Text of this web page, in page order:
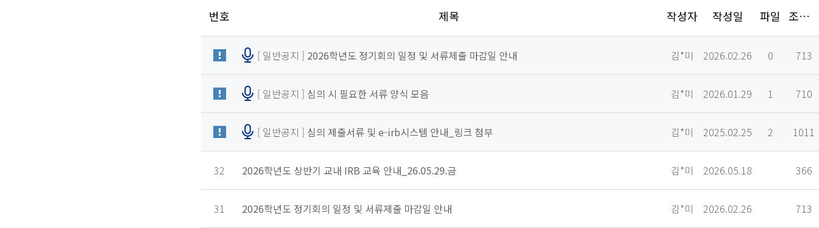
번호 제목 작성자 작성일 파일 조회수
[ 일반공지 ] 2026학년도 정기회의 일정 및 서류제출 마감일 안내 김*미 2026.02.26 0 713
[ 일반공지 ] 심의 시 필요한 서류 양식 모음 김*미 2026.01.29 1 710
[ 일반공지 ] 심의 제출서류 및 e-irb시스템 안내_링크 첨부 김*미 2025.02.25 2 1011
32 2026학년도 상반기 교내 IRB 교육 안내_26.05.29.금 김*미 2026.05.18 366
31 2026학년도 정기회의 일정 및 서류제출 마감일 안내 김*미 2026.02.26 713